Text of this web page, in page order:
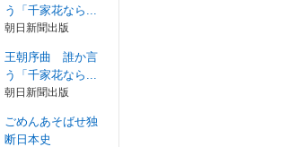
う「千家花なら...
朝日新聞出版
王朝序曲 誰か言
う「千家花なら...
朝日新聞出版
ごめんあそばせ独
断日本史